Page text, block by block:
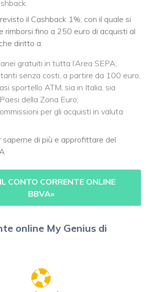
il Cashback 1%, con il quale si
rimborsi fino a 250 euro di acquisti al
diritto a:
gratuiti in tutta l’Area SEPA;
senza costi, a partire da 100 euro,
sportello ATM, sia in Italia, sia
della Zona Euro;
per gli acquisti in valuta
saperne di più e approfittare del
CONTO CORRENTE ONLINE
BBVA»
online My Genius di